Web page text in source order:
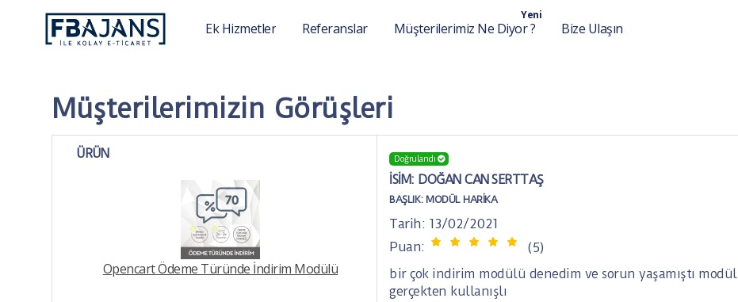
Ek Hizmetler Referanslar Müşterilerimiz Ne Diyor ?
Yeni
Bize Ulaşın
Müşterilerimizin Görüşleri
ÜRÜN
Opencart Ödeme Türünde İndirim Modülü
Doğrulandı
İSIM: DOĞAN CAN SERTTAŞ
BAŞLIK:MODÜL HARIKA
Tarih: 13/02/2021
Puan:
(5)
bir çok indirim modülü denedim ve sorun yaşamıştı modül
gerçekten kullanışlı